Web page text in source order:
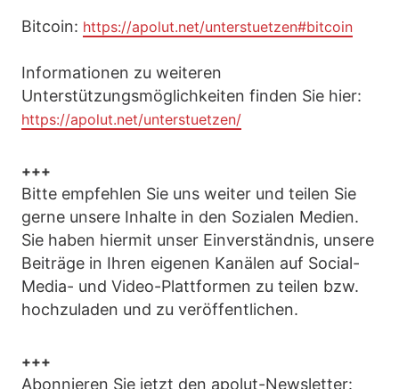
Bitcoin: https://apolut.net/unterstuetzen#bitcoin
Informationen zu weiteren
Unterstützungsmöglichkeiten finden Sie hier:
https://apolut.net/unterstuetzen/
+++
Bitte empfehlen Sie uns weiter und teilen Sie
gerne unsere Inhalte in den Sozialen Medien.
Sie haben hiermit unser Einverständnis, unsere
Beiträge in Ihren eigenen Kanälen auf Social-
Media- und Video-Plattformen zu teilen bzw.
hochzuladen und zu veröffentlichen.
+++
Abonnieren Sie jetzt den apolut-Newsletter: